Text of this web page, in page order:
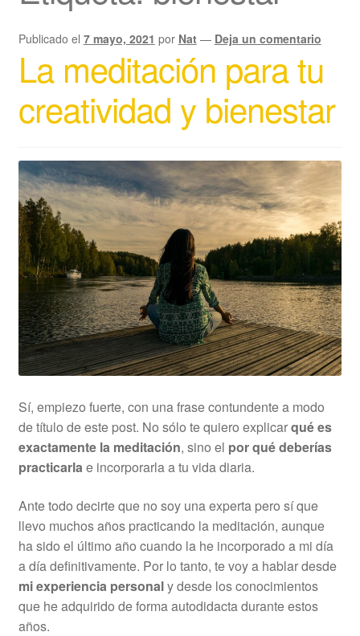
Publicado el 7 mayo, 2021 por Nat — Deja un comentario
La meditación para tu
creatividad y bienestar
Sí, empiezo fuerte, con una frase contundente a modo
de título de este post. No sólo te quiero explicarqué es
exactamente la meditación, sino el por qué deberías
practicarlae incorporarla a tu vida diaria.
Ante todo decirte que no soy una experta pero sí que
llevo muchos años practicando la meditación, aunque
ha sido el último año cuando la he incorporado a mi día
a día definitivamente. Por lo tanto, te voy a hablar desde
mi experiencia personaly desde los conocimientos
que he adquirido de forma autodidacta durante estos
años.